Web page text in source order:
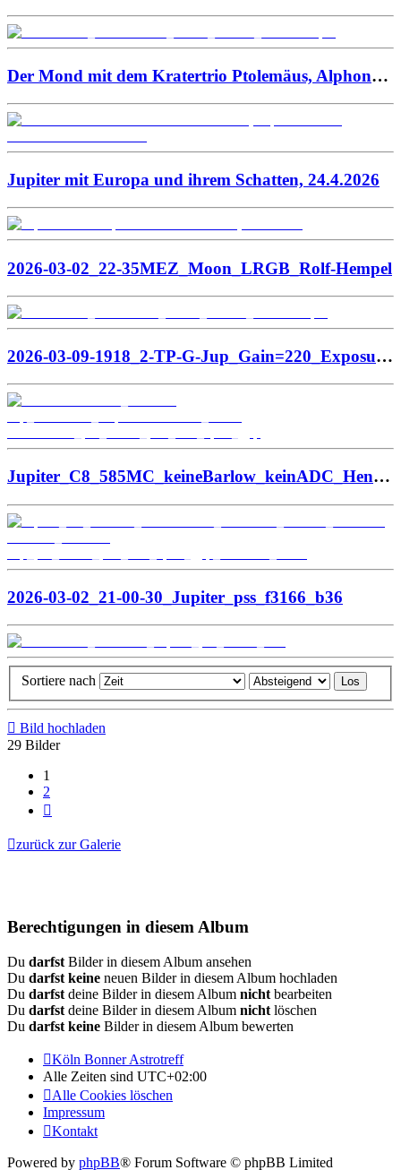
Der Mond mit dem Kratertrio Ptolemäus, Alphonsus und Arzachel am 25.04.2026
Jupiter mit Europa und ihrem Schatten, 24.4.2026
2026-03-02_22-35MEZ_Moon_LRGB_Rolf-Hempel
2026-03-09-1918_2-TP-G-Jup_Gain=220_Exposure=14.0ms_ZWO ASI585MC_pss_f1706_p20_b28_ap26_gpp
Jupiter_C8_585MC_keineBarlow_keinADC_Hennef_2026-03-07-1925_3-TP-G-Jup_pss_f1487_p20_b28_ap27_gpp_Gain220_16ms
2026-03-02_21-00-30_Jupiter_pss_f3166_b36
Sortiere nach
Bild hochladen
29 Bilder
1
2
zurück zur Galerie
Berechtigungen in diesem Album
Du darfst Bilder in diesem Album ansehen
Du darfst keine neuen Bilder in diesem Album hochladen
Du darfst deine Bilder in diesem Album nicht bearbeiten
Du darfst deine Bilder in diesem Album nicht löschen
Du darfst keine Bilder in diesem Album bewerten
Köln Bonner Astrotreff
Alle Zeiten sind UTC+02:00
Alle Cookies löschen
Impressum
Kontakt
Powered by phpBB® Forum Software © phpBB Limited